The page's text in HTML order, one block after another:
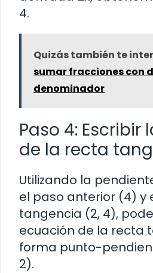
4.
Quizás también te
sumar fracciones con
denominador
Paso 4: Escribir
de la recta
Utilizando la
el paso anterior (4) y
tangencia (2, 4),
ecuación de la recta
forma punto-
2).